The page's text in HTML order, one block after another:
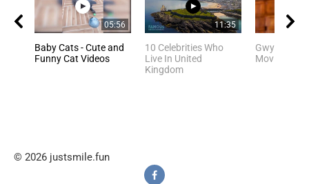
05:56
Baby Cats - Cute and
Funny Cat Videos
11:35
10 Celebrities Who
Live In United
Kingdom
Gwyneth
Movie
© 2026 justsmile.fun